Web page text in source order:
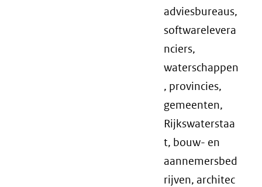
adviesbureaus,
softwarelevera
nciers,
waterschappen
, provincies,
gemeenten,
Rijkswaterstaa
t, bouw- en
aannemersbed
rijven, architec